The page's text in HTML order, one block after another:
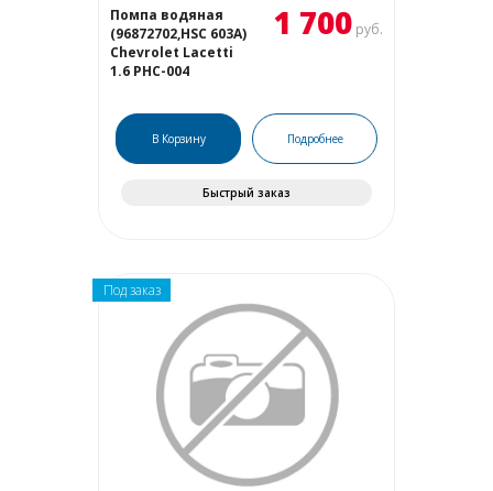
Помпа водяная
(96872702,HSC 603A)
Chevrolet Lacetti
1.6 PHC-004
1 700 руб.
В Корзину Подробнее
Быстрый заказ
Под заказ